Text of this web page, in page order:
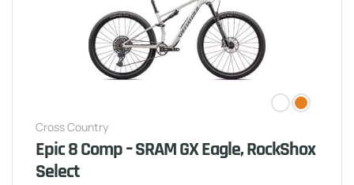
Cross Country
Epic 8 Comp – SRAM GX Eagle, RockShox
Select